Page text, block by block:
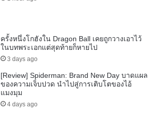
ครั้งหนึ่งโกฮังใน Dragon Ball เคยถูกวางเอาไว้
ในบทพระเอกแต่สุดท้ายก็หายไป
3 days ago
[Review] Spiderman: Brand New Day บาดแผล
ของความเจ็บปวด นำไปสู่การเติบโตของไอ้
แมงมุม
4 days ago